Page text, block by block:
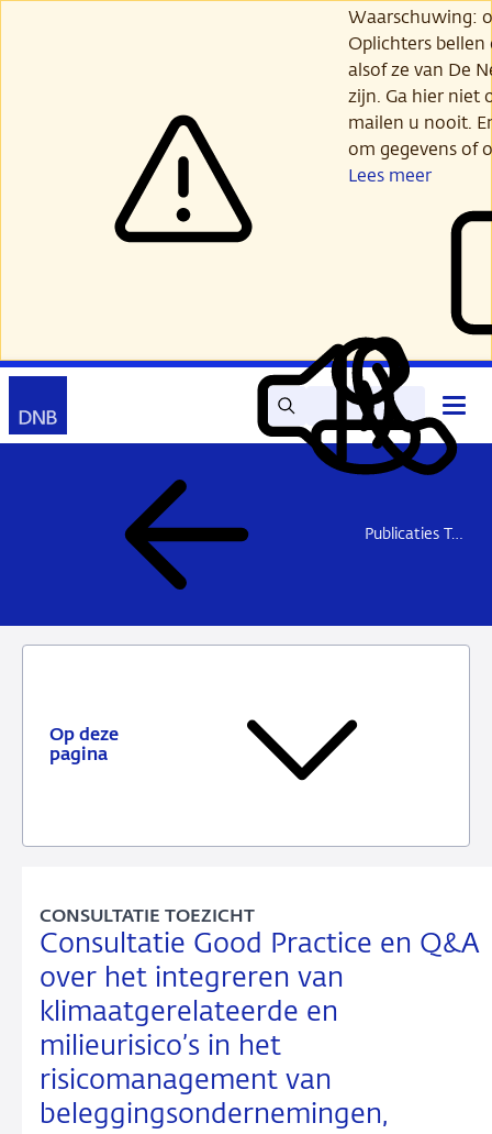
Waarschuwing:
Oplichters
alsof ze van De
zijn. Ga hier niet
mailen u nooit.
om gegevens of
Lees meer
Zoek Lees
voor
Mijn
DNB
Contact
Publicaties Toezicht
Op deze
pagina
Consultatie Good Practice en Q&A
over het integreren van
klimaatgerelateerde en
milieurisico’s in het
risicomanagement van
beleggingsondernemingen,
CONSULTATIE TOEZICHT